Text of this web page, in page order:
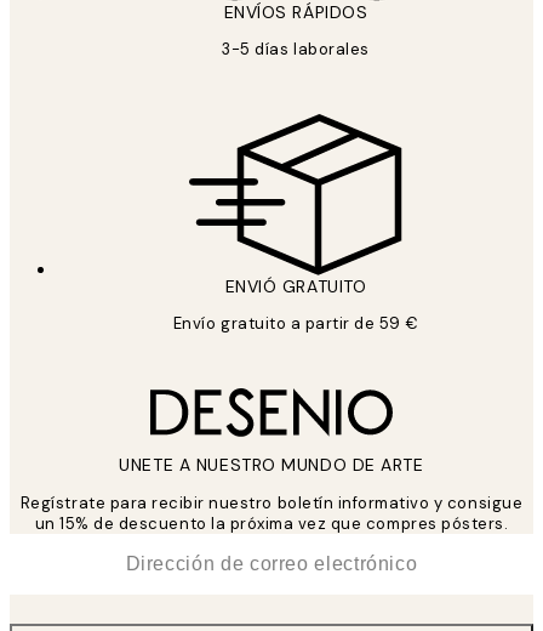
ENVÍOS RÁPIDOS
3-5 días laborales
ENVIÓ GRATUITO
Envío gratuito a partir de 59 €
UNETE A NUESTRO MUNDO DE ARTE
Regístrate para recibir nuestro boletín informativo y consigue
un 15% de descuento la próxima vez que compres pósters.